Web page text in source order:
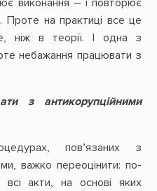
Проте на практиці все це
ніж в теорії. І одна з
небажання працювати з
з антикорупційними
пов’язаних з
важко переоцінити: по-
акти, на основі яких